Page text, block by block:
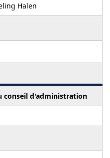
Halen
conseil d'administration